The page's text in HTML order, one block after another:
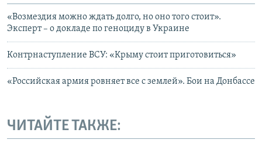
«Возмездия можно ждать долго, но оно того стоит».
Эксперт – о докладе по геноциду в Украине
Контрнаступление ВСУ: «Крыму стоит приготовиться»
«Российская армия ровняет все с землей». Бои на Донбассе
ЧИТАЙТЕ ТАКЖЕ: